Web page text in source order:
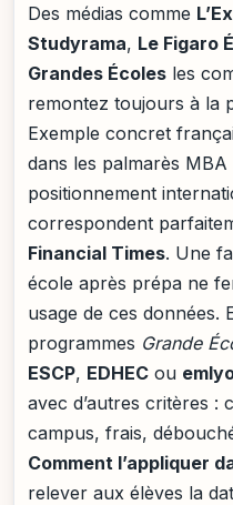
Des médias comme
Studyrama, Le Figaro
Grandes Écoles les
remontez toujours à la
Exemple concret
dans les palmarès
positionnement
correspondent
Financial Times. Une
école après prépa ne
usage de ces données.
programmes Grande
ESCP, EDHEC ou
avec d’autres critères :
campus, frais,
Comment l’appliquer
relever aux élèves la